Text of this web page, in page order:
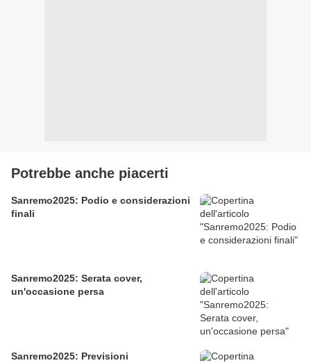
Potrebbe anche piacerti
Sanremo2025: Podio e considerazioni
finali
Sanremo2025: Serata cover,
un'occasione persa
Sanremo2025: Previsioni